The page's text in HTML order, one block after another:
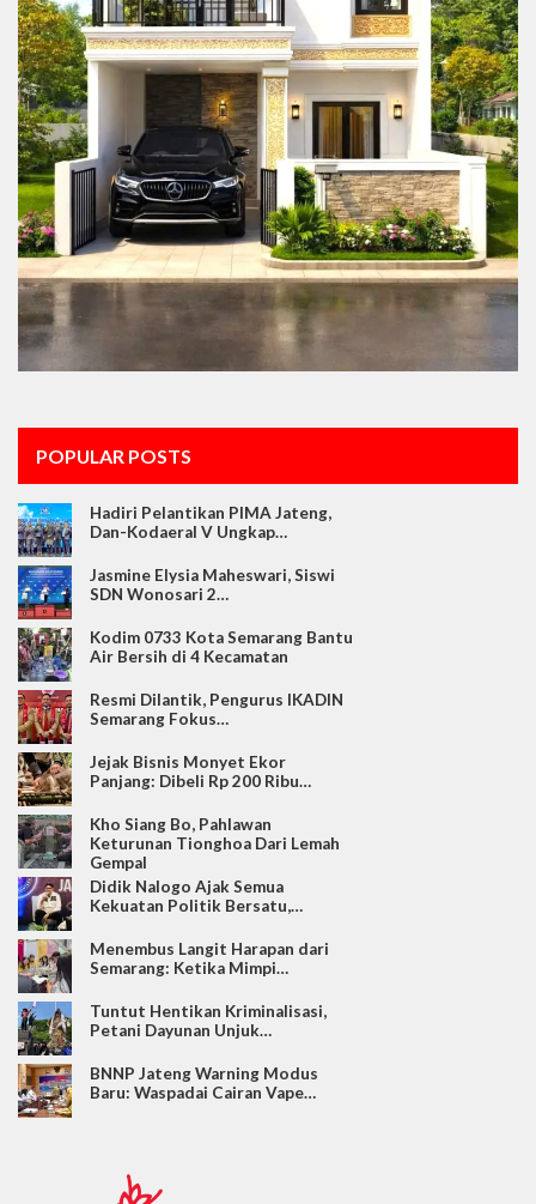
POPULAR POSTS
Hadiri Pelantikan PIMA Jateng,
Dan-Kodaeral V Ungkap…
Jasmine Elysia Maheswari, Siswi
SDN Wonosari 2…
Kodim 0733 Kota Semarang Bantu
Air Bersih di 4 Kecamatan
Resmi Dilantik, Pengurus IKADIN
Semarang Fokus…
Jejak Bisnis Monyet Ekor
Panjang: Dibeli Rp 200 Ribu…
Kho Siang Bo, Pahlawan
Keturunan Tionghoa Dari Lemah
Gempal
Didik Nalogo Ajak Semua
Kekuatan Politik Bersatu,…
Menembus Langit Harapan dari
Semarang: Ketika Mimpi…
Tuntut Hentikan Kriminalisasi,
Petani Dayunan Unjuk…
BNNP Jateng Warning Modus
Baru: Waspadai Cairan Vape…